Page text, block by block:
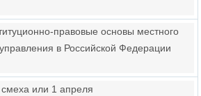
правовые основы местного
в Российской Федерации
или 1 апреля